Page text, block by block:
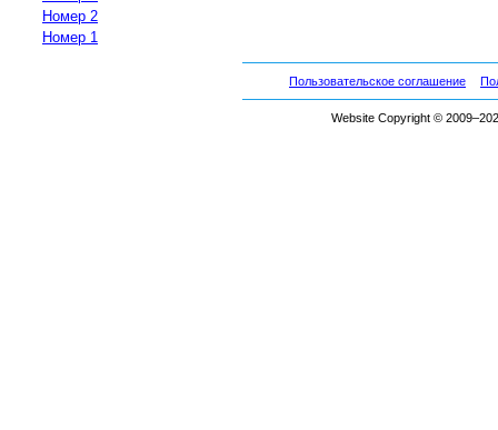
Номер 2
Номер 1
Пользовательское соглашение
Website Copyright ©